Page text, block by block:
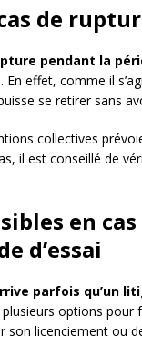
de
pendant la
. En effet, comme il
se retirer sans
collectives
il est conseillé de
en
d’essai
parfois qu’un
options
son licenciement ou